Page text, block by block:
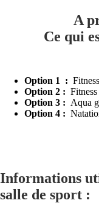
A
Ce qui
Option 1 :
Option 2 :
Option 3 : Aqua
Option 4 :
Informations
salle de sport :